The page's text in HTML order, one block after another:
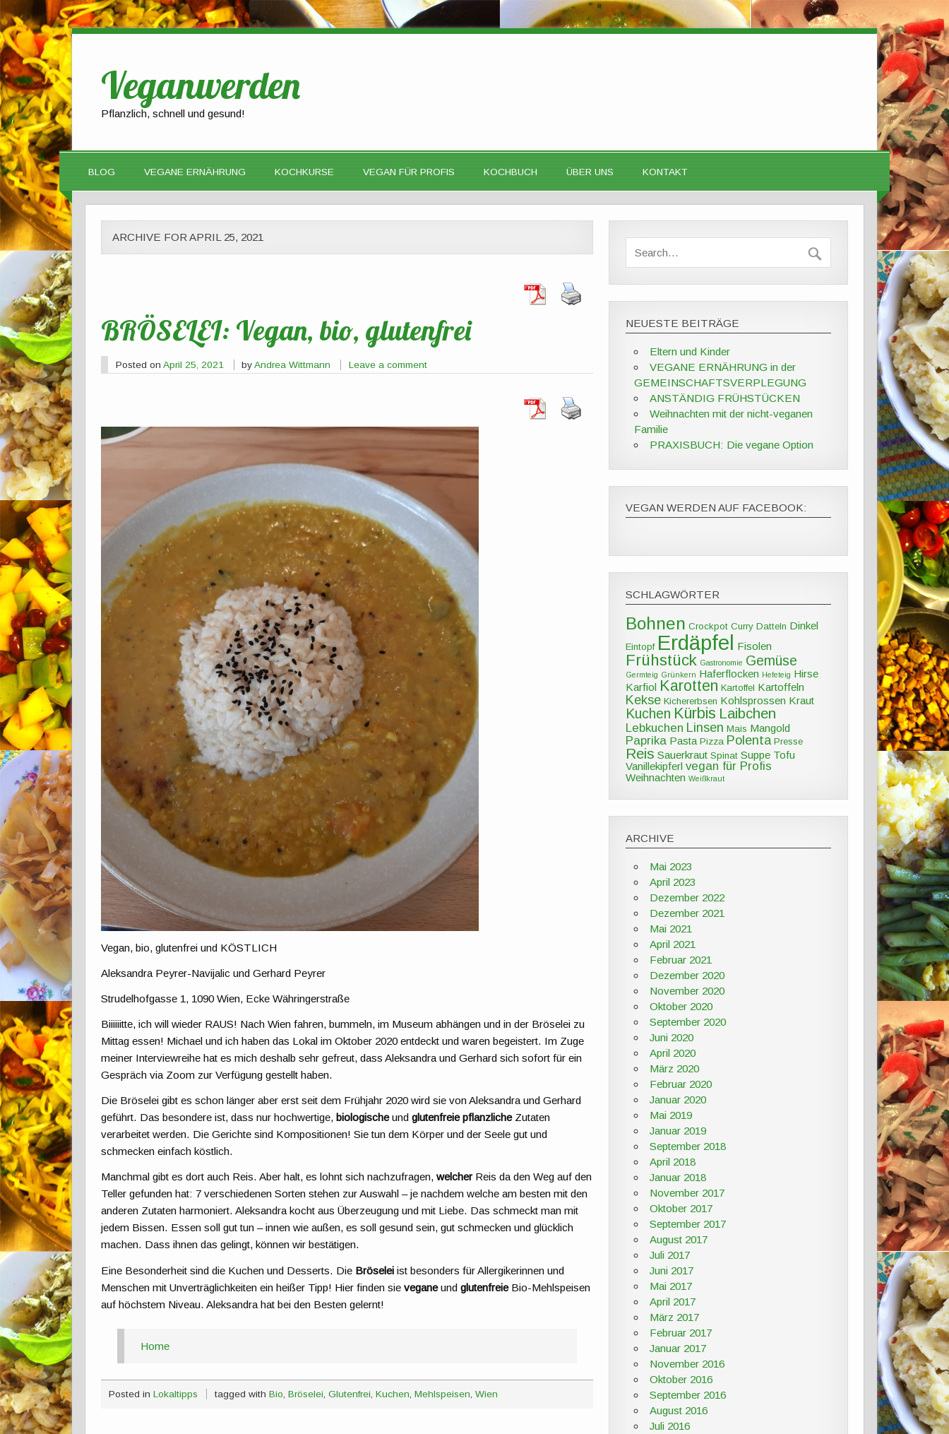
Veganwerden
Pflanzlich, schnell und gesund!
BLOG VEGANE ERNÄHRUNG KOCHKURSE VEGAN FÜR PROFIS KOCHBUCH ÜBER UNS KONTAKT
ARCHIVE FOR APRIL 25, 2021
BRÖSELEI: Vegan, bio, glutenfrei
Posted on April 25, 2021 byAndrea Wittmann Leave a comment
Vegan, bio, glutenfrei und KÖSTLICH
Aleksandra Peyrer-Navijalic und Gerhard Peyrer
Strudelhofgasse 1, 1090 Wien, Ecke Währingerstraße
Biiiiiitte, ich will wieder RAUS! Nach Wien fahren, bummeln, im Museum abhängen und in der Bröselei zu
Mittag essen! Michael und ich haben das Lokal im Oktober 2020 entdeckt und waren begeistert. Im Zuge
meiner Interviewreihe hat es mich deshalb sehr gefreut, dass Aleksandra und Gerhard sich sofort für ein
Gespräch via Zoom zur Verfügung gestellt haben.
Die Bröselei gibt es schon länger aber erst seit dem Frühjahr 2020 wird sie von Aleksandra und Gerhard
geführt. Das besondere ist, dass nur hochwertige,biologischeundglutenfreie pflanzlicheZutaten
verarbeitet werden. Die Gerichte sind Kompositionen! Sie tun dem Körper und der Seele gut und
schmecken einfach köstlich.
Manchmal gibt es dort auch Reis. Aber halt, es lohnt sich nachzufragen,welcherReis da den Weg auf den
Teller gefunden hat: 7 verschiedenen Sorten stehen zur Auswahl – je nachdem welche am besten mit den
anderen Zutaten harmoniert. Aleksandra kocht aus Überzeugung und mit Liebe. Das schmeckt man mit
jedem Bissen. Essen soll gut tun – innen wie außen, es soll gesund sein, gut schmecken und glücklich
machen. Dass ihnen das gelingt, können wir bestätigen.
Eine Besonderheit sind die Kuchen und Desserts. Die Bröselei ist besonders für Allergikerinnen und
Menschen mit Unverträglichkeiten ein heißer Tipp! Hier finden sieveganeundglutenfreieBio-Mehlspeisen
auf höchstem Niveau. Aleksandra hat bei den Besten gelernt!
Home
Posted in Lokaltipps tagged withBio,Bröselei,Glutenfrei,Kuchen,Mehlspeisen,Wien
NEUESTE BEITRÄGE
Eltern und Kinder
VEGANE ERNÄHRUNG in der
GEMEINSCHAFTSVERPLEGUNG
ANSTÄNDIG FRÜHSTÜCKEN
Weihnachten mit der nicht-veganen
Familie
PRAXISBUCH: Die vegane Option
VEGAN WERDEN AUF FACEBOOK:
SCHLAGWÖRTER
Bohnen Crockpot Curry Datteln Dinkel
Eintopf Erdäpfel Fisolen
Frühstück Gastronomie Gemüse
Germteig Grünkern Haferflocken Hefeteig Hirse
Karfiol Karotten Kartoffel Kartoffeln
Kekse Kichererbsen Kohlsprossen Kraut
Kuchen Kürbis Laibchen
Lebkuchen Linsen Mais Mangold
Paprika Pasta Pizza Polenta Presse
Reis Sauerkraut Spinat Suppe Tofu
Vanillekipferl vegan für Profis
Weihnachten Weißkraut
ARCHIVE
Mai 2023
April 2023
Dezember 2022
Dezember 2021
Mai 2021
April 2021
Februar 2021
Dezember 2020
November 2020
Oktober 2020
September 2020
Juni 2020
April 2020
März 2020
Februar 2020
Januar 2020
Mai 2019
Januar 2019
September 2018
April 2018
Januar 2018
November 2017
Oktober 2017
September 2017
August 2017
Juli 2017
Juni 2017
Mai 2017
April 2017
März 2017
Februar 2017
Januar 2017
November 2016
Oktober 2016
September 2016
August 2016
Juli 2016